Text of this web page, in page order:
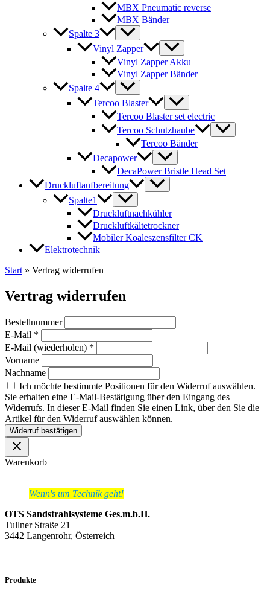
MBX Pneumatic reverse
MBX Bänder
Spalte 3
Vinyl Zapper
Vinyl Zapper Akku
Vinyl Zapper Bänder
Spalte 4
Tercoo Blaster
Tercoo Blaster set electric
Tercoo Schutzhaube
Tercoo Bänder
Decapower
DecaPower Bristle Head Set
Druckluftaufbereitung
Spalte1
Druckluftnachkühler
Druckluftkältetrockner
Mobiler Koaleszensfilter CK
Elektrotechnik
Start » Vertrag widerrufen
Vertrag widerrufen
Bestellnummer
E-Mail *
E-Mail (wiederholen) *
Vorname
Nachname
Ich möchte bestimmte Positionen für den Widerruf auswählen.
Sie erhalten eine E-Mail-Bestätigung über den Eingang des
Widerrufs. In dieser E-Mail finden Sie einen Link, über den Sie die
Artikel für den Widerruf auswählen können.
Widerruf bestätigen
Warenkorb
Wenn's um Technik geht!
OTS Sandstrahlsysteme Ges.m.b.H.
Tullner Straße 21
3442 Langenrohr, Österreich
Produkte